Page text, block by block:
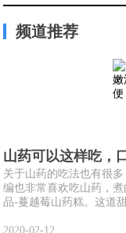
频道推荐
山药可以这样吃，
关于山药的吃法也有很
编也非常喜欢吃山药，
品-蔓越莓山药糕。这道
2020-02-12